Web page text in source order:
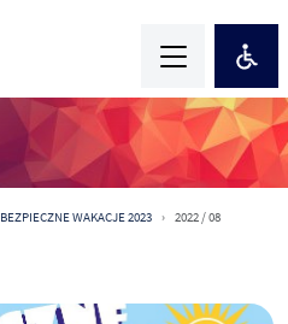
BEZPIECZNE WAKACJE 2023 2022 / 08